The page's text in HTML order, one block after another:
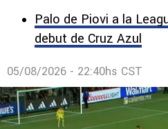
Palo de Piovi a la
debut de Cruz Azul
05/08/2026 - 22:40hs CST